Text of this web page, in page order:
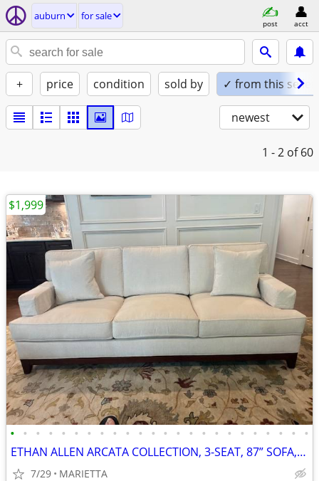
auburn for sale
post acct
+ price condition sold by ✓ from this seller
newest
1 - 2 of 60
• • • • • • • • • • • • • • • • • • • • • • • •
ETHAN ALLEN ARCATA COLLECTION, 3-SEAT, 87” SOFA, DESI PEARL, EX COND.
7/29 MARIETTA
$1,999